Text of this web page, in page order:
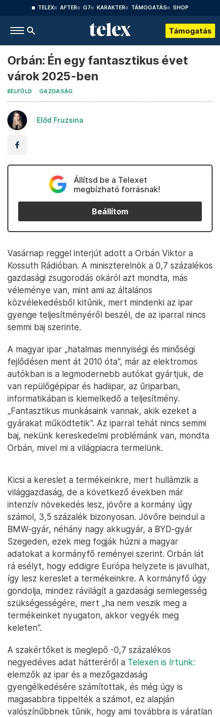
TELEX AFTER G7 KARAKTER TÁMOGATÁS SHOP
Támogatás
Orbán: Én egy fantasztikus évet
várok 2025-ben
BELFÖLD GAZDASÁG
Előd Fruzsina
Állítsd be a Telexet
megbízható forrásnak!
Beállítom
Vasárnap reggel interjút adott a Orbán Viktor a
Kossuth Rádióban. A miniszterelnök a 0,7 százalékos
gazdasági zsugorodás okáról azt mondta, más
véleménye van, mint ami az általános
közvélekedésből kitűnik, mert mindenki az ipar
gyenge teljesítményéről beszél, de az iparral nincs
semmi baj szerinte.
A magyar ipar „hatalmas mennyiségi és minőségi
fejlődésen ment át 2010 óta”, már az elektromos
autókban is a legmodernebb autókat gyártjuk, de
van repülőgépipar és hadiipar, az űriparban,
informatikában is kiemelkedő a teljesítmény.
„Fantasztikus munkásaink vannak, akik ezeket a
gyárakat működtetik”. Az iparral tehát nincs semmi
baj, nekünk kereskedelmi problémánk van, mondta
Orbán, mivel mi a világpiacra termelünk.
Kicsi a kereslet a termékeinkre, mert hullámzik a
világgazdaság, de a következő években már
intenzív növekedés lesz, jövőre a kormány úgy
számol, 3,5 százalék bizonyosan. Jövőre beindul a
BMW-gyár, néhány nagy akkugyár, a BYD-gyár
Szegeden, ezek meg fogják húzni a magyar
adatokat a kormányfő reményei szerint. Orbán lát
rá esélyt, hogy eddigre Európa helyzete is javulhat,
így lesz kereslet a termékeinkre. A kormányfő úgy
gondolja, mindez rávilágít a gazdasági semlegesség
szükségességére, mert „ha nem veszik meg a
termékeinket nyugaton, akkor vegyék meg
keleten”.
A szakértőket is meglepő -0,7 százalékos
negyedéves adat hátteréről a Telexen is írtunk:
elemzők az ipar és a mezőgazdaság
gyengélkedésére számítottak, és még úgy is
magasabbra tippelték a számot, ez alapján
valószínűbbnek tűnik, hogy ami továbbra is váratlan